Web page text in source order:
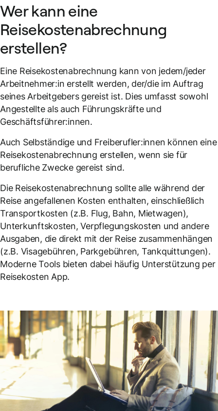
Wer kann eine
Reisekostenabrechnung
erstellen?
Eine Reisekostenabrechnung kann von jedem/jeder
Arbeitnehmer:in erstellt werden, der/die im Auftrag
seines Arbeitgebers gereist ist. Dies umfasst sowohl
Angestellte als auch Führungskräfte und
Geschäftsführer:innen.
Auch Selbständige und Freiberufler:innen können eine
Reisekostenabrechnung erstellen, wenn sie für
berufliche Zwecke gereist sind.
Die Reisekostenabrechnung sollte alle während der
Reise angefallenen Kosten enthalten, einschließlich
Transportkosten (z.B. Flug, Bahn, Mietwagen),
Unterkunftskosten, Verpflegungskosten und andere
Ausgaben, die direkt mit der Reise zusammenhängen
(z.B. Visagebühren, Parkgebühren, Tankquittungen).
Moderne Tools bieten dabei häufig Unterstützung per
Reisekosten App.